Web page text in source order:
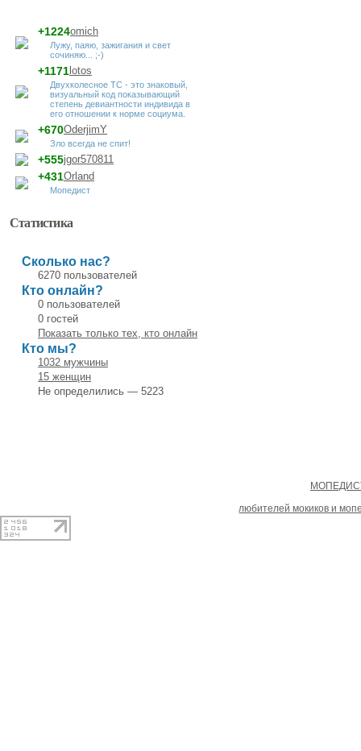
omich
+1224
Лужу, паяю, зажигания и свет
сочиняю... ;-)
lotos
+1171
Двухколесное ТС - это знаковый,
визуальный код показывающий
степень девиантности индивида в
его отношении к норме социума.
OderjimY
+670
Зло всегда не спит!
jgor570811
+555
Orland
+431
Мопедист
Статистика
Сколько нас?
6270 пользователей
Кто онлайн?
0 пользователей
0 гостей
Показать только тех, кто онлайн
Кто мы?
1032 мужчины
15 женщин
Не определились — 5223
любителей мокиков и